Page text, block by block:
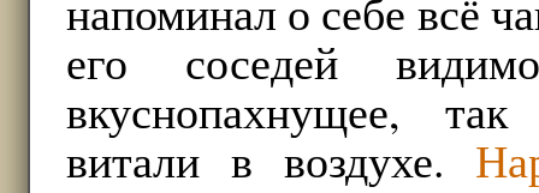
напоминал о себе всё
его соседей
вкуснопахнущее,
витали в воздухе.